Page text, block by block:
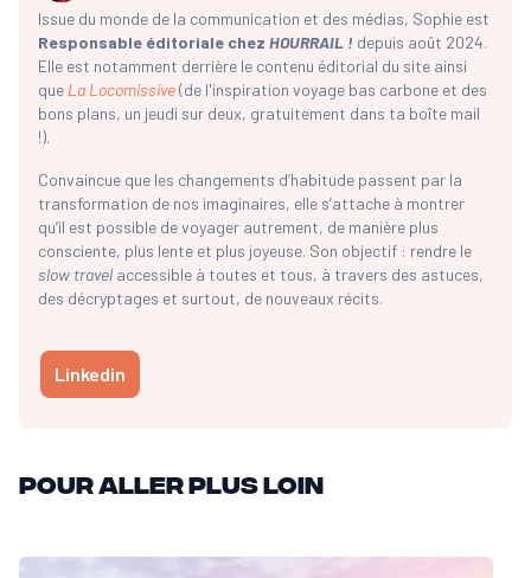
Issue du monde de la communication et des médias, Sophie est
Responsable éditoriale chez HOURRAIL ! depuis août 2024.
Elle est notamment derrière le contenu éditorial du site ainsi
que La Locomissive(de l'inspiration voyage bas carbone et des
bons plans, un jeudi sur deux, gratuitement dans ta boîte mail
!).
Convaincue que les changements d’habitude passent par la
transformation de nos imaginaires, elle s’attache à montrer
qu’il est possible de voyager autrement, de manière plus
consciente, plus lente et plus joyeuse. Son objectif : rendre le
slow travel accessible à toutes et tous, à travers des astuces,
des décryptages et surtout, de nouveaux récits.
Linkedin
Pour aller plus loin